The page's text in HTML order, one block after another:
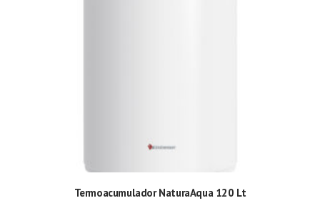
Termoacumulador NaturaAqua 120 Lt